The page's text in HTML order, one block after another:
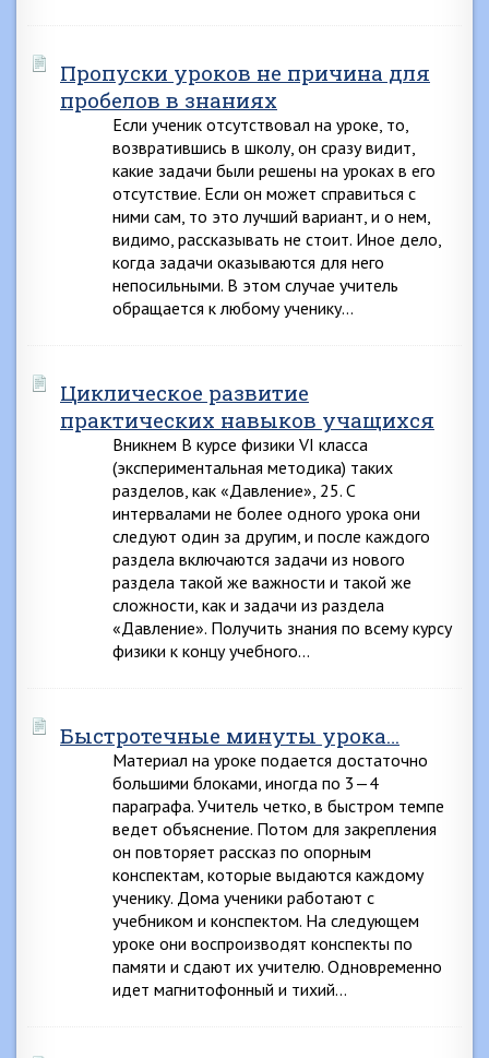
Пропуски уроков не причина для
пробелов в знаниях
Если ученик отсутствовал на уроке, то,
возвратившись в школу, он сразу видит,
какие задачи были решены на уроках в его
отсутствие. Если он может справиться с
ними сам, то это лучший вариант, и о нем,
видимо, рассказывать не стоит. Иное дело,
когда задачи оказываются для него
непосильными. В этом случае учитель
обращается к любому ученику…
Циклическое развитие
практических навыков учащихся
Вникнем В курсе физики VI класса
(экспериментальная методика) таких
разделов, как «Давление», 25. С
интервалами не более одного урока они
следуют один за другим, и после каждого
раздела включаются задачи из нового
раздела такой же важности и такой же
сложности, как и задачи из раздела
«Давление». Получить знания по всему курсу
физики к концу учебного…
Быстротечные минуты урока…
Материал на уроке подается достаточно
большими блоками, иногда по 3—4
параграфа. Учитель четко, в быстром темпе
ведет объяснение. Потом для закрепления
он повторяет рассказ по опорным
конспектам, которые выдаются каждому
ученику. Дома ученики работают с
учебником и конспектом. На следующем
уроке они воспроизводят конспекты по
памяти и сдают их учителю. Одновременно
идет магнитофонный и тихий…